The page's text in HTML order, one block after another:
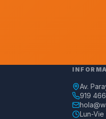
Av.
919
Lun-